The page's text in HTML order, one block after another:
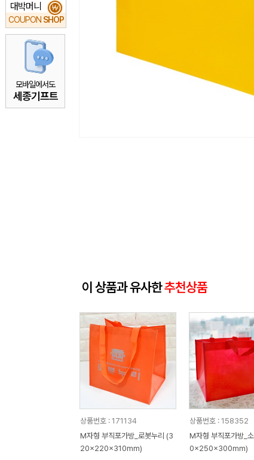
대박머니
COUPON SHOP
₩
모바일에서도
세종기프트
이 상품과 유사한추천상품
상품번호 : 171134
M자형 부직포가방_로봇누리 (3
20x220x310mm)
상품번호 : 158352
M자형 부직포가방_
0x250x300mm)